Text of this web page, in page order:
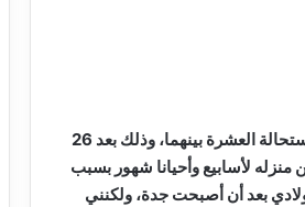
أقامت زوجة دعوى طلاق للضرر، أمام محكمة الأسرة بأكتوبر ضد زوجها، ادعت فيها استحالة العشرة بينهما، وذلك بعد 26
منزله لأسابيع وأحيانا شهور بسبب
بعد أن أصبحت جدة، ولكنني